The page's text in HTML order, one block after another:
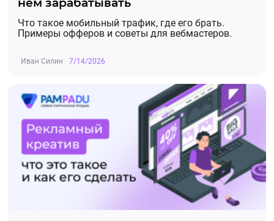
нем зарабатывать
Что такое мобильный трафик, где его брать.
Примеры офферов и советы для вебмастеров.
Иван Силин 7/14/2026